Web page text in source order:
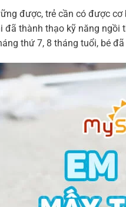
được, trẻ cần có được cơ
đã thành thạo kỹ năng
thứ 7, 8 tháng tuổi, bé